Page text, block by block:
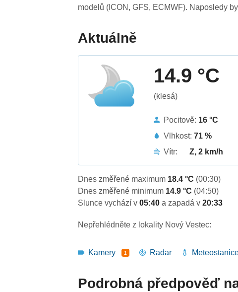
modelů (ICON, GFS, ECMWF). Naposledy
Aktuálně
14.9 °C
(klesá)
Pocitově: 16 °C
Vlhkost:71 %
Vítr:
Z, 2 km/h
Dnes změřené maximum 18.4 °C (00:30)
Dnes změřené minimum 14.9 °C (04:50)
Slunce vychází v05:40a zapadá v20:33
Nepřehlédněte z lokality Nový Vestec:
Kamery 1 Radar
Podrobná předpověď